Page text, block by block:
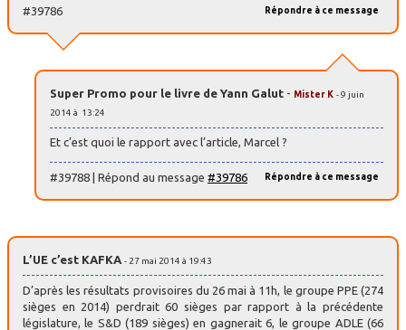
Répondre à ce message
#39786
Super Promo pour le livre de Yann Galut - Mister K - 9 juin
2014 à 13:24
Et c’est quoi le rapport avec l’article, Marcel ?
Répondre à ce message
#39788 | Répond au message #39786
L’UE c’est KAFKA - 27 mai 2014 à 19:43
D’après les résultats provisoires du 26 mai à 11h, le groupe PPE (274
sièges en 2014) perdrait 60 sièges par rapport à la précédente
législature, le S&D (189 sièges) en gagnerait 6, le groupe ADLE (66